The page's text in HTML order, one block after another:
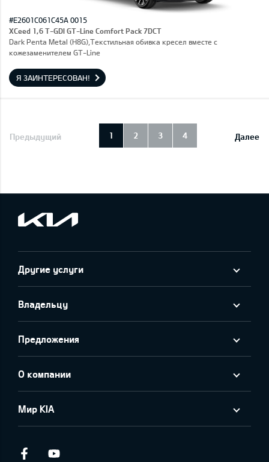
#E2601C061C45A 0015
XCeed 1,6 T-GDI GT-Line Comfort Pack 7DCT
Dark Penta Metal (H8G),Текстильная обивка кресел вместе с
кожезаменителем GT-Line
Я ЗАИНТЕРЕСОВАН!
Предыдущий Далее
1 2 3 4
Другие услуги
Владельцу
Предложения
О компании
Мир KIA
Facebook